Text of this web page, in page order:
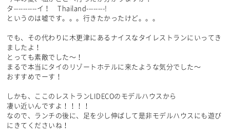
タ----------イ！ Thailand--------!
というのは嘘です。。。行きたかったけど。。。
でも、その代わりに木更津にあるナイスなタイレストランにいってき
ましたよ！
とっても素敵でした～！
まるで本当にタイのリゾートホテルに来たような気分でした～
おすすめでーす！
しかも、ここのレストランLIDECOのモデルハウスから
凄い近いんですよ！！！！
なので、ランチの後に、足を少し伸ばして是非モデルハウスにも遊び
にきてくださいね！